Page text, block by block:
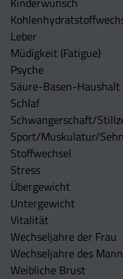
Leber
Müdigkeit (Fatigue)
Psyche
Säure-Basen-Haushalt
Schlaf
Schwangerschaft/
Sport/Muskulatur/
Stoffwechsel
Stress
Übergewicht
Untergewicht
Vitalität
Wechseljahre der Frau
Wechseljahre des
Weibliche Brust